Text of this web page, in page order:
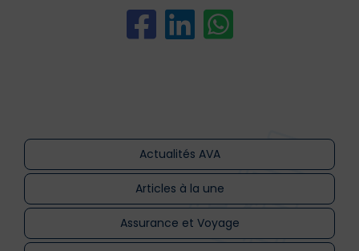
Actualités AVA
Articles à la une
Assurance et Voyage